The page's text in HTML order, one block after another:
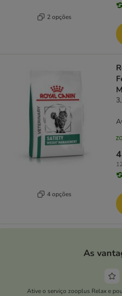
2 opções
4 opções
As
Ative o serviço zooplus Relax e